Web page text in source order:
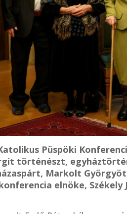
Püspöki
történészt,
Markolt
elnöke, Székely